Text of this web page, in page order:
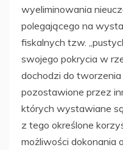
wyeliminowania
polegającego na
fiskalnych tzw.
swojego pokrycia w
dochodzi do
pozostawione przez
których wystawiane
z tego określone
możliwości dokonania